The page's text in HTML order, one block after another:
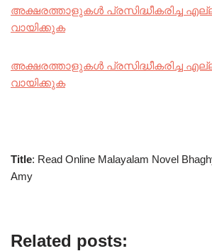
അക്ഷരത്താളുകൾ പ്രസിദ്ധീകരിച്ച
വായിക്കുക
അക്ഷരത്താളുകൾ പ്രസിദ്ധീകരിച്ച
വായിക്കുക
Title: Read Online Malayalam Novel
Amy
Related posts: